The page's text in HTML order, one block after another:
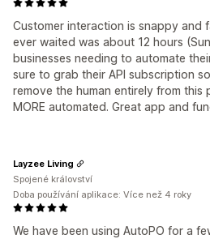
Customer interaction is snappy and
ever waited was about 12 hours
businesses needing to automate
sure to grab their API subscription
remove the human entirely from this
MORE automated. Great app and
We have been using AutoPO for a
Layzee Living
Spojené království
Doba používání aplikace: Více než 4 roky